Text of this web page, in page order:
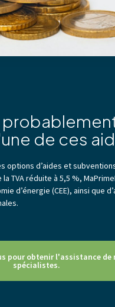
de ces
options d’aides et
TVA réduite à 5,5 %,
d’énergie (CEE), ainsi que
pour obtenir l'assistance de
spécialistes.